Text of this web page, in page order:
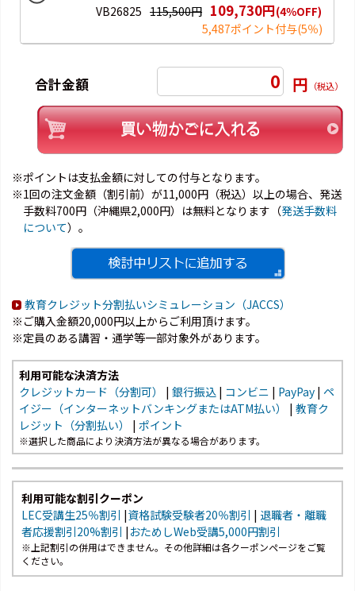
VB26825 115,500円 109,730円(4％OFF)
5,487ポイント付与(5％)
合計金額 0 円 （税込）
※ポイントは支払金額に対しての付与となります。
※1回の注文金額（割引前）が11,000円（税込）以上の場合、発送
手数料700円（沖縄県2,000円）は無料となります（発送手数料
について）。
教育クレジット分割払いシミュレーション（JACCS）
※ご購入金額20,000円以上からご利用頂けます。
※定員のある講習・通学等一部対象外があります。
利用可能な決済方法
クレジットカード（分割可）
| 銀行振込 | コンビニ | PayPay | ペ
イジー（インターネットバンキングまたはATM払い）
| 教育ク
レジット（分割払い）
| ポイント
※選択した商品により決済方法が異なる場合があります。
利用可能な割引クーポン
LEC受講生25％割引 |資格試験受験者20％割引 | 退職者・離職
者応援割引20%割引 | おためしWeb受講5,000円割引
※上記割引の併用はできません。その他詳細は各クーポンページをご覧
ください。